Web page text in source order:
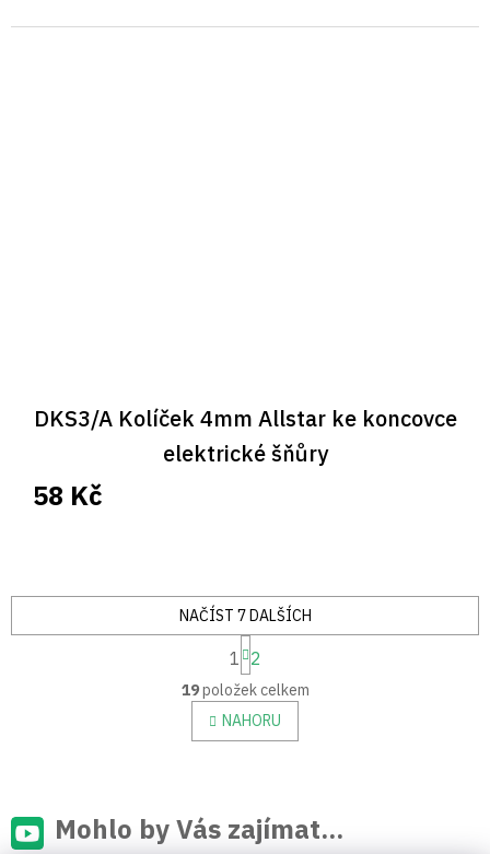
DKS3/A Kolíček 4mm Allstar ke koncovce
elektrické šňůry
58 Kč
O
v
l
á
í
p
NAČÍST 7 DALŠÍCH
S
t
r
á
n
k
í
1 2
19položek celkem
NAHORU
Mohlo by Vás zajímat...